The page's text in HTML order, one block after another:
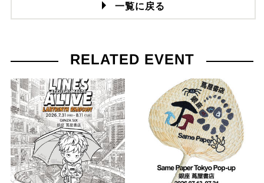
一覧に戻る
RELATED EVENT